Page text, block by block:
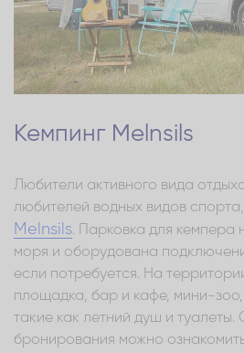
Кемпинг Melnsils
Любители активного вида
любителей водных видов
Melnsils. Парковка для кемпера
моря и оборудована
если потребуется. На
площадка, бар и кафе, мини-зоо,
такие как летний душ и туалеты.
бронирования можно